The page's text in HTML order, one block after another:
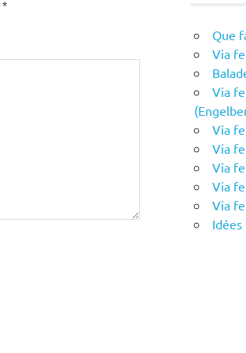
*
Que
Via
Via
Via
Via
Via
Via
Via